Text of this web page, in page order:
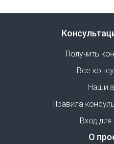
Получить
Все
Наши
Правила
Вход для
О